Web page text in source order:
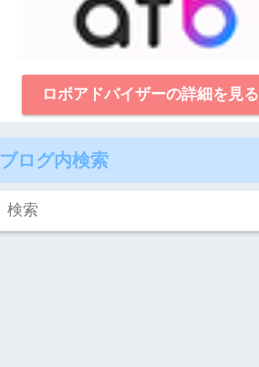
ロボアドバイザーの詳細を見る
ブログ内検索